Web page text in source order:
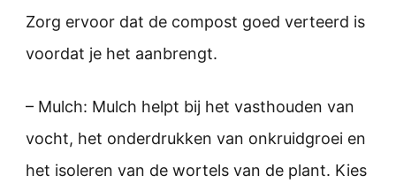
Zorg ervoor dat de compost goed verteerd is
voordat je het aanbrengt.
– Mulch: Mulch helpt bij het vasthouden van
vocht, het onderdrukken van onkruidgroei en
het isoleren van de wortels van de plant. Kies